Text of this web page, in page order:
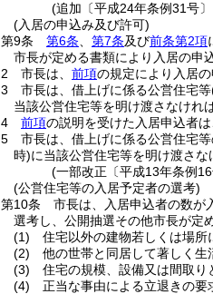
(追加〔平成24年条例31号
(入居の申込み及び許可)
第9条
第6条 第7条及び前条第2項
市長が定める書類により入居の申
2
市長は、 前項の規定により入居
3
市長は、借上げに係る公営住宅等
当該公営住宅等を明け渡さなけれ
4
前項の説明を受けた入居申込者
5
市長は、借上げに係る公営住宅
時)に当該公営住宅等を明け渡さな
(一部改正〔平成13年条例
(公営住宅等の入居予定者の選考)
第10条
市長は、入居申込者の数が
選考し、公開抽選その他市長が定
(1)
住宅以外の建物若しくは場
(2)
他の世帯と同居して著しく
(3)
住宅の規模、設備又は間取
(4)
正当な事由による立退きの